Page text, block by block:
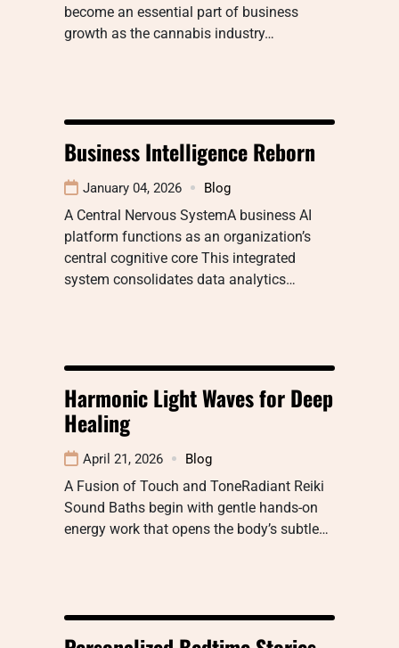
become an essential part of business
growth as the cannabis industry…
Business Intelligence Reborn
January 04, 2026 Blog
A Central Nervous SystemA business AI
platform functions as an organization’s
central cognitive core This integrated
system consolidates data analytics…
Harmonic Light Waves for Deep
Healing
April 21, 2026 Blog
A Fusion of Touch and ToneRadiant Reiki
Sound Baths begin with gentle hands-on
energy work that opens the body’s subtle…